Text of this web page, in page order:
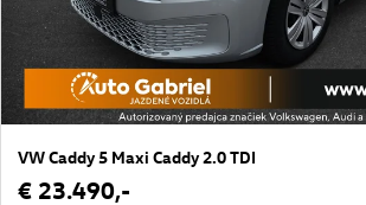
VW Caddy 5 Maxi Caddy 2.0 TDI
€ 23.490,-